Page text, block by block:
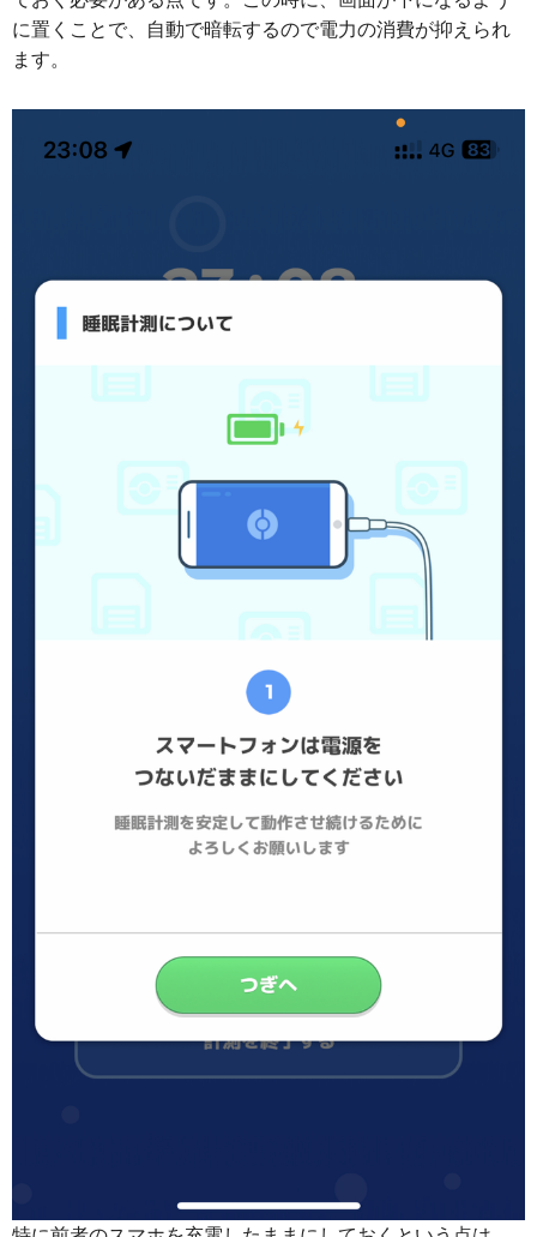
に置くことで、自動で暗転するので電力の消費が抑えられ
ます。